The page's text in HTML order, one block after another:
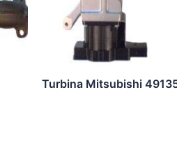
Turbina Mitsubishi